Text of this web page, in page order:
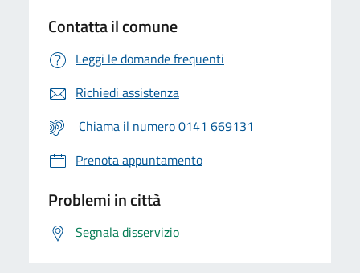
Contatta il comune
Leggi le domande frequenti
Richiedi assistenza
Chiama il numero 0141 669131
Prenota appuntamento
Problemi in città
Segnala disservizio